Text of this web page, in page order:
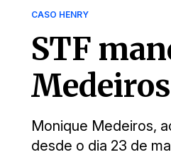
CASO HENRY
STF
Monique Medeiros,
desde o dia 23 de